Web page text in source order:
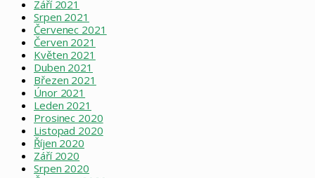
Září 2021
Srpen 2021
Červenec 2021
Červen 2021
Květen 2021
Duben 2021
Březen 2021
Únor 2021
Leden 2021
Prosinec 2020
Listopad 2020
Říjen 2020
Září 2020
Srpen 2020